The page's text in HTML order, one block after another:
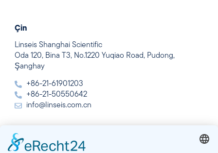
Çin
Linseis Shanghai Scientific
Oda 120, Bina T3, No.1220 Yuqiao Road, Pudong,
Şanghay
+86-21-61901203
+86-21-50550642
info@linseis.com.cn
Hindistan